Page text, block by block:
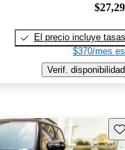
El precio incluye tasas
$370/mes
Verif. disponibilidad